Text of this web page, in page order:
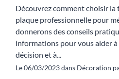
Découvrez comment choisir la
plaque professionnelle pour
donnerons des conseils
informations pour vous aider
décision et à...
Le 06/03/2023 dans Décoration